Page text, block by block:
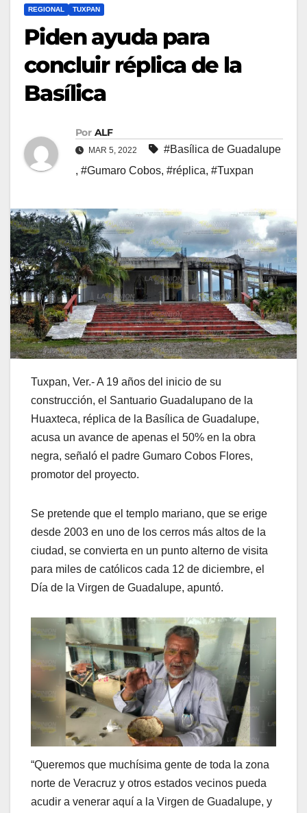
REGIONAL TUXPAN
Piden ayuda para
concluir réplica de la
Basílica
Por ALF
MAR 5, 2022
#Basílica de Guadalupe
, #Gumaro Cobos, #réplica, #Tuxpan
Tuxpan, Ver.- A 19 años del inicio de su
construcción, el Santuario Guadalupano de la
Huaxteca, réplica de la Basílica de Guadalupe,
acusa un avance de apenas el 50% en la obra
negra, señaló el padre Gumaro Cobos Flores,
promotor del proyecto.
Se pretende que el templo mariano, que se erige
desde 2003 en uno de los cerros más altos de la
ciudad, se convierta en un punto alterno de visita
para miles de católicos cada 12 de diciembre, el
Día de la Virgen de Guadalupe, apuntó.
“Queremos que muchísima gente de toda la zona
norte de Veracruz y otros estados vecinos pueda
acudir a venerar aquí a la Virgen de Guadalupe, y